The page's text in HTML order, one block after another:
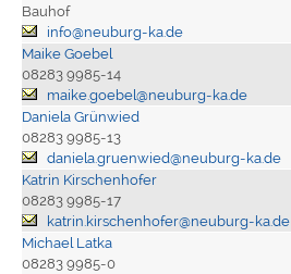
Bauhof
info@neuburg-ka.de
Maike Goebel
08283 9985-14
maike.goebel@neuburg-ka.de
Daniela Grünwied
08283 9985-13
daniela.gruenwied@neuburg-ka.de
Katrin Kirschenhofer
08283 9985-17
katrin.kirschenhofer@neuburg-ka.de
Michael Latka
08283 9985-0